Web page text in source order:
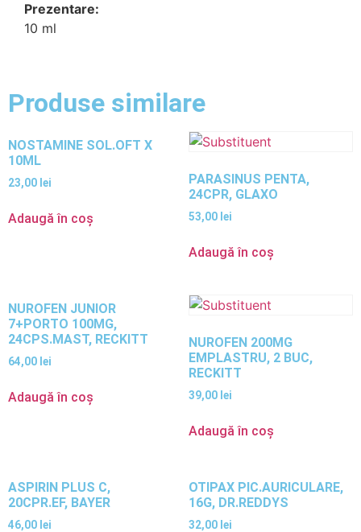
Prezentare:
10 ml
Produse similare
NOSTAMINE SOL.OFT X
10ML
23,00 lei
Adaugă în coș
PARASINUS PENTA,
24CPR, GLAXO
53,00 lei
Adaugă în coș
NUROFEN JUNIOR
7+PORTO 100MG,
24CPS.MAST, RECKITT
64,00 lei
Adaugă în coș
NUROFEN 200MG
EMPLASTRU, 2 BUC,
RECKITT
39,00 lei
Adaugă în coș
ASPIRIN PLUS C,
20CPR.EF, BAYER
46,00 lei
OTIPAX PIC.AURICULARE,
16G, DR.REDDYS
32,00 lei